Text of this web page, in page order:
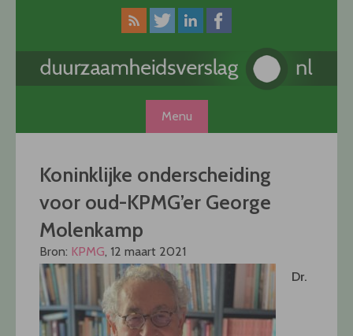
Menu
Koninklijke onderscheiding
voor oud-KPMG’er George
Molenkamp
Bron: KPMG, 12 maart 2021
Dr.